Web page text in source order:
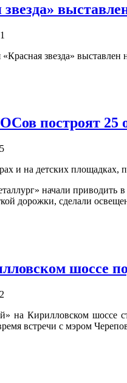
звезда»
построят
и на детских
начали приводить
дорожки, сделали
шоссе
на Кирилловском шоссе
встречи с мэром